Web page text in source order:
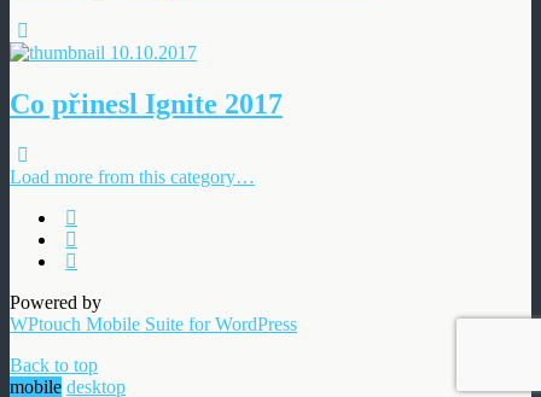
10.10.2017
Co přinesl Ignite 2017
Load more from this category…
Powered by
WPtouch Mobile Suite for WordPress
Back to top
mobile desktop